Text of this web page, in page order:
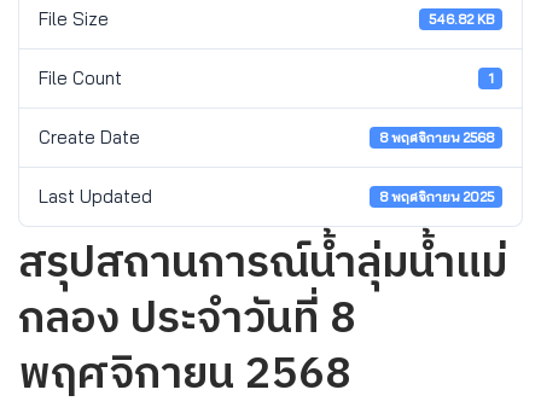
File Size 546.82 KB
File Count 1
Create Date 8 พฤศจิกายน 2568
Last Updated 8 พฤศจิกายน 2025
สรุปสถานการณ์น้ำลุ่มน้ำแม่
กลอง ประจำวันที่ 8
พฤศจิกายน 2568